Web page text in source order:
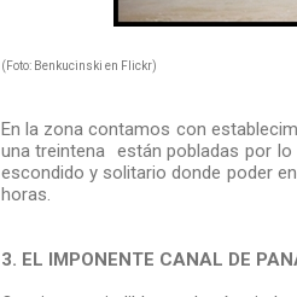
(Foto: Benkucinski en Flickr)
En la zona contamos con
una treintena están pobladas por
escondido y solitario donde poder
horas.
3. EL IMPONENTE CANAL DE